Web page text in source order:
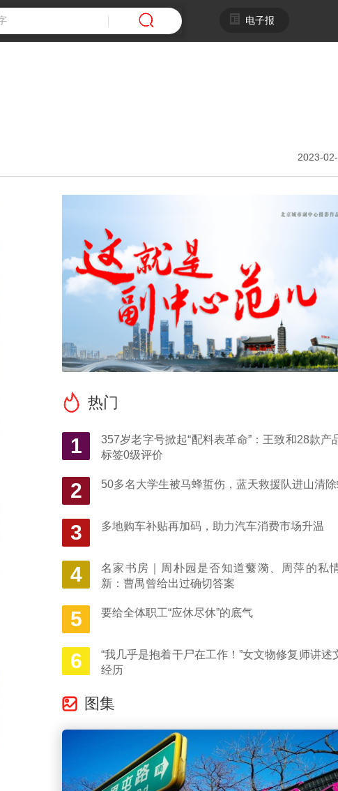
电子报
2023-
热门
1
357岁老字号掀起“配料表革命”：王致和28款产
标签0级评价
2 50多名大学生被马蜂蜇伤，蓝天救援队进山清
3 多地购车补贴再加码，助力汽车消费市场升温
4
名家书房｜周朴园是否知道蘩漪、周萍的私
新：曹禺曾给出过确切答案
5 要给全体职工“应休尽休”的底气
6
“我几乎是抱着干尸在工作！”女文物修复师讲述
经历
图集